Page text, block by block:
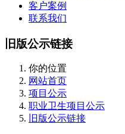
客户案例
联系我们
旧版公示链接
你的位置
网站首页
项目公示
职业卫生项目公示
旧版公示链接